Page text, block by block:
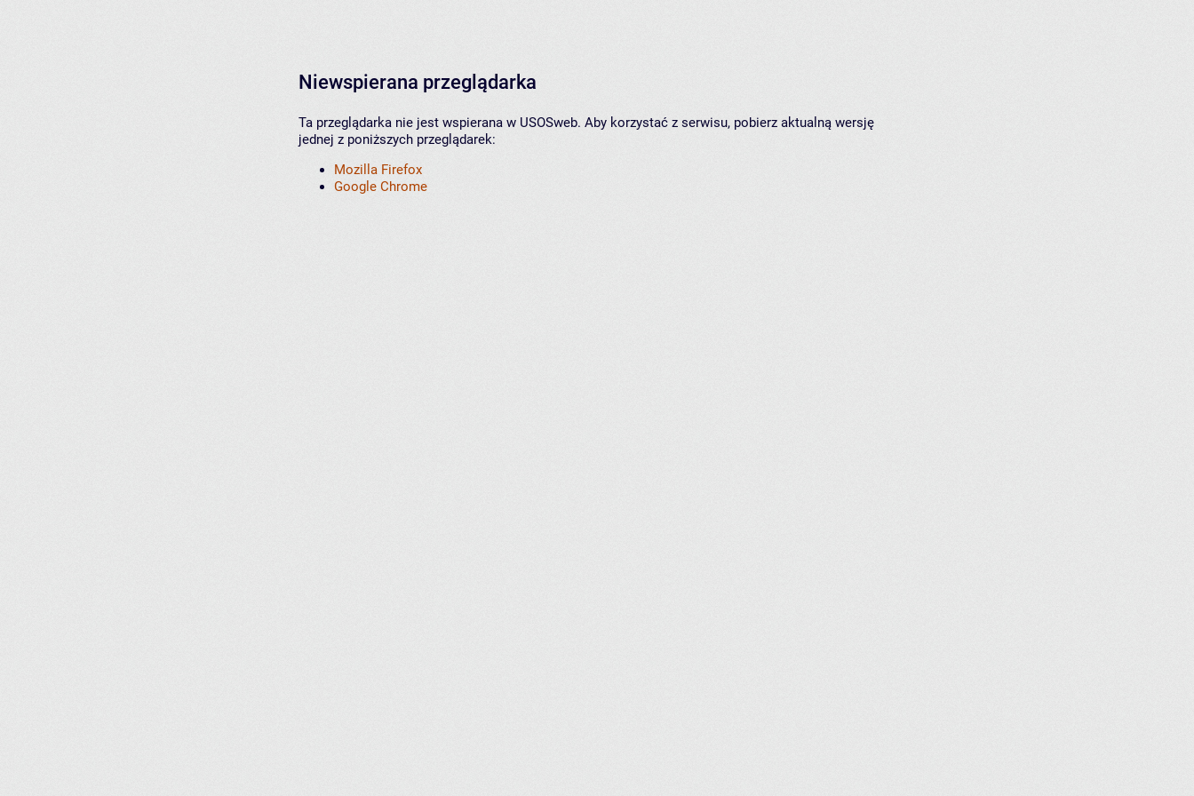
Niewspierana przeglądarka
Ta przeglądarka nie jest wspierana w USOSweb. Aby korzystać z serwisu, pobierz aktualną wersję
jednej z poniższych przeglądarek:
Mozilla Firefox
Google Chrome